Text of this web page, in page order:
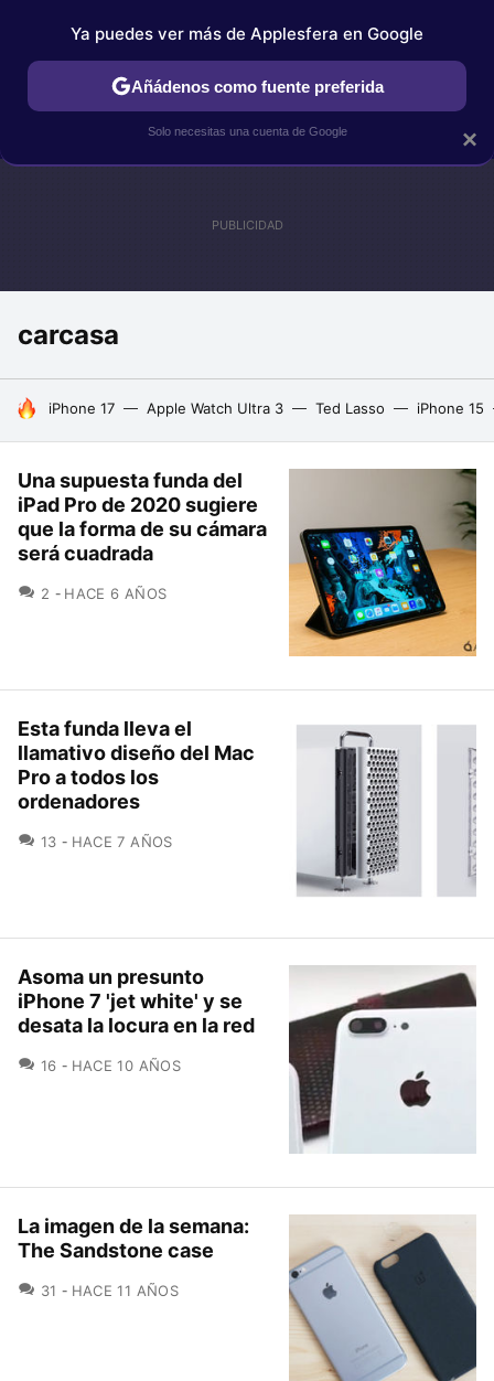
IPHONE TUTORIALES APPLESFERA SELECCIÓN
carcasa
HOY SE HABLA DE
iPhone 17 Apple Watch Ultra 3 Ted Lasso iPhone 15
Una supuesta funda del
iPad Pro de 2020 sugiere
que la forma de su cámara
será cuadrada
2 COMENTARIOS
HACE 6 AÑOS
Esta funda lleva el
llamativo diseño del Mac
Pro a todos los
ordenadores
13 COMENTARIOS
HACE 7 AÑOS
Asoma un presunto
iPhone 7 'jet white' y se
desata la locura en la red
16 COMENTARIOS
HACE 10 AÑOS
La imagen de la semana:
The Sandstone case
31 COMENTARIOS
HACE 11 AÑOS
×
Ya puedes ver más de Applesfera en Google
Añádenos como fuente preferida
Solo necesitas una cuenta de Google